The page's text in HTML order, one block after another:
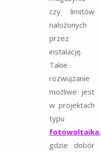
czy limitów
nałożonych
przez
instalację.
Takie
rozwiązanie
możliwe jest
w projektach
typu
fotowoltaika,
gdzie dobór